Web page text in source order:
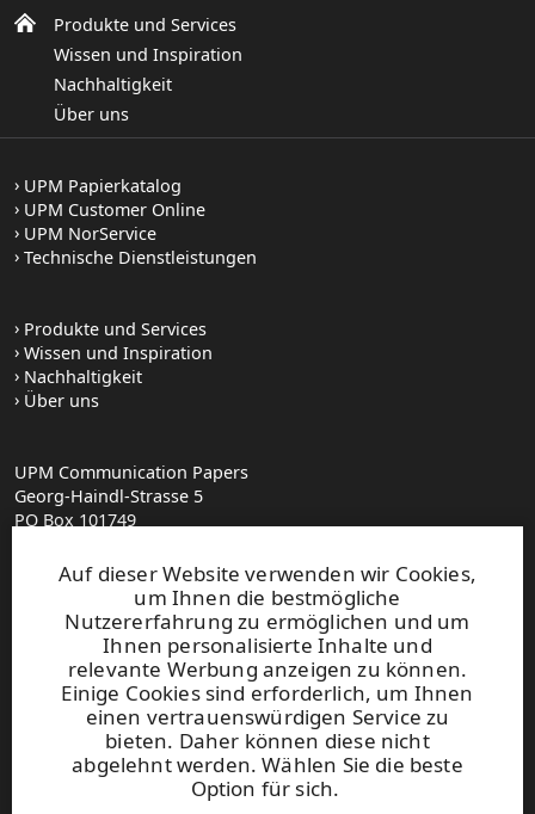
Auf dieser Website verwenden wir Cookies,
um Ihnen die bestmögliche
Nutzererfahrung zu ermöglichen und um
Ihnen personalisierte Inhalte und
relevante Werbung anzeigen zu können.
Einige Cookies sind erforderlich, um Ihnen
einen vertrauenswürdigen Service zu
bieten. Daher können diese nicht
abgelehnt werden. Wählen Sie die beste
Option für sich.
Produkte und Services
Wissen und Inspiration
Nachhaltigkeit
Über uns
UPM Papierkatalog
UPM Customer Online
UPM NorService
Technische Dienstleistungen
Produkte und Services
Wissen und Inspiration
Nachhaltigkeit
Über uns
UPM Communication Papers
Georg-Haindl-Strasse 5
PO Box 101749
Tel.+49 821 31090
paperinfo(at)upm.com
vorname.nachname(at)upm.com
Abonnieren Sie unseren Newsletter
Feedback
UPM Verhaltenskodex